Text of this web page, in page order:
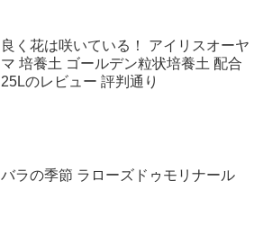
良く花は咲いている！ アイリスオーヤ
マ 培養土 ゴールデン粒状培養土 配合
25Lのレビュー 評判通り
バラの季節 ラローズドゥモリナール